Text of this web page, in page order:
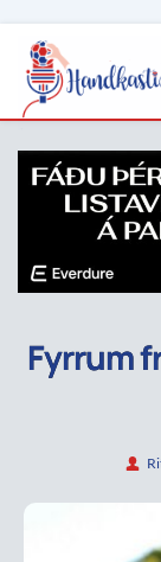
Fyrrum